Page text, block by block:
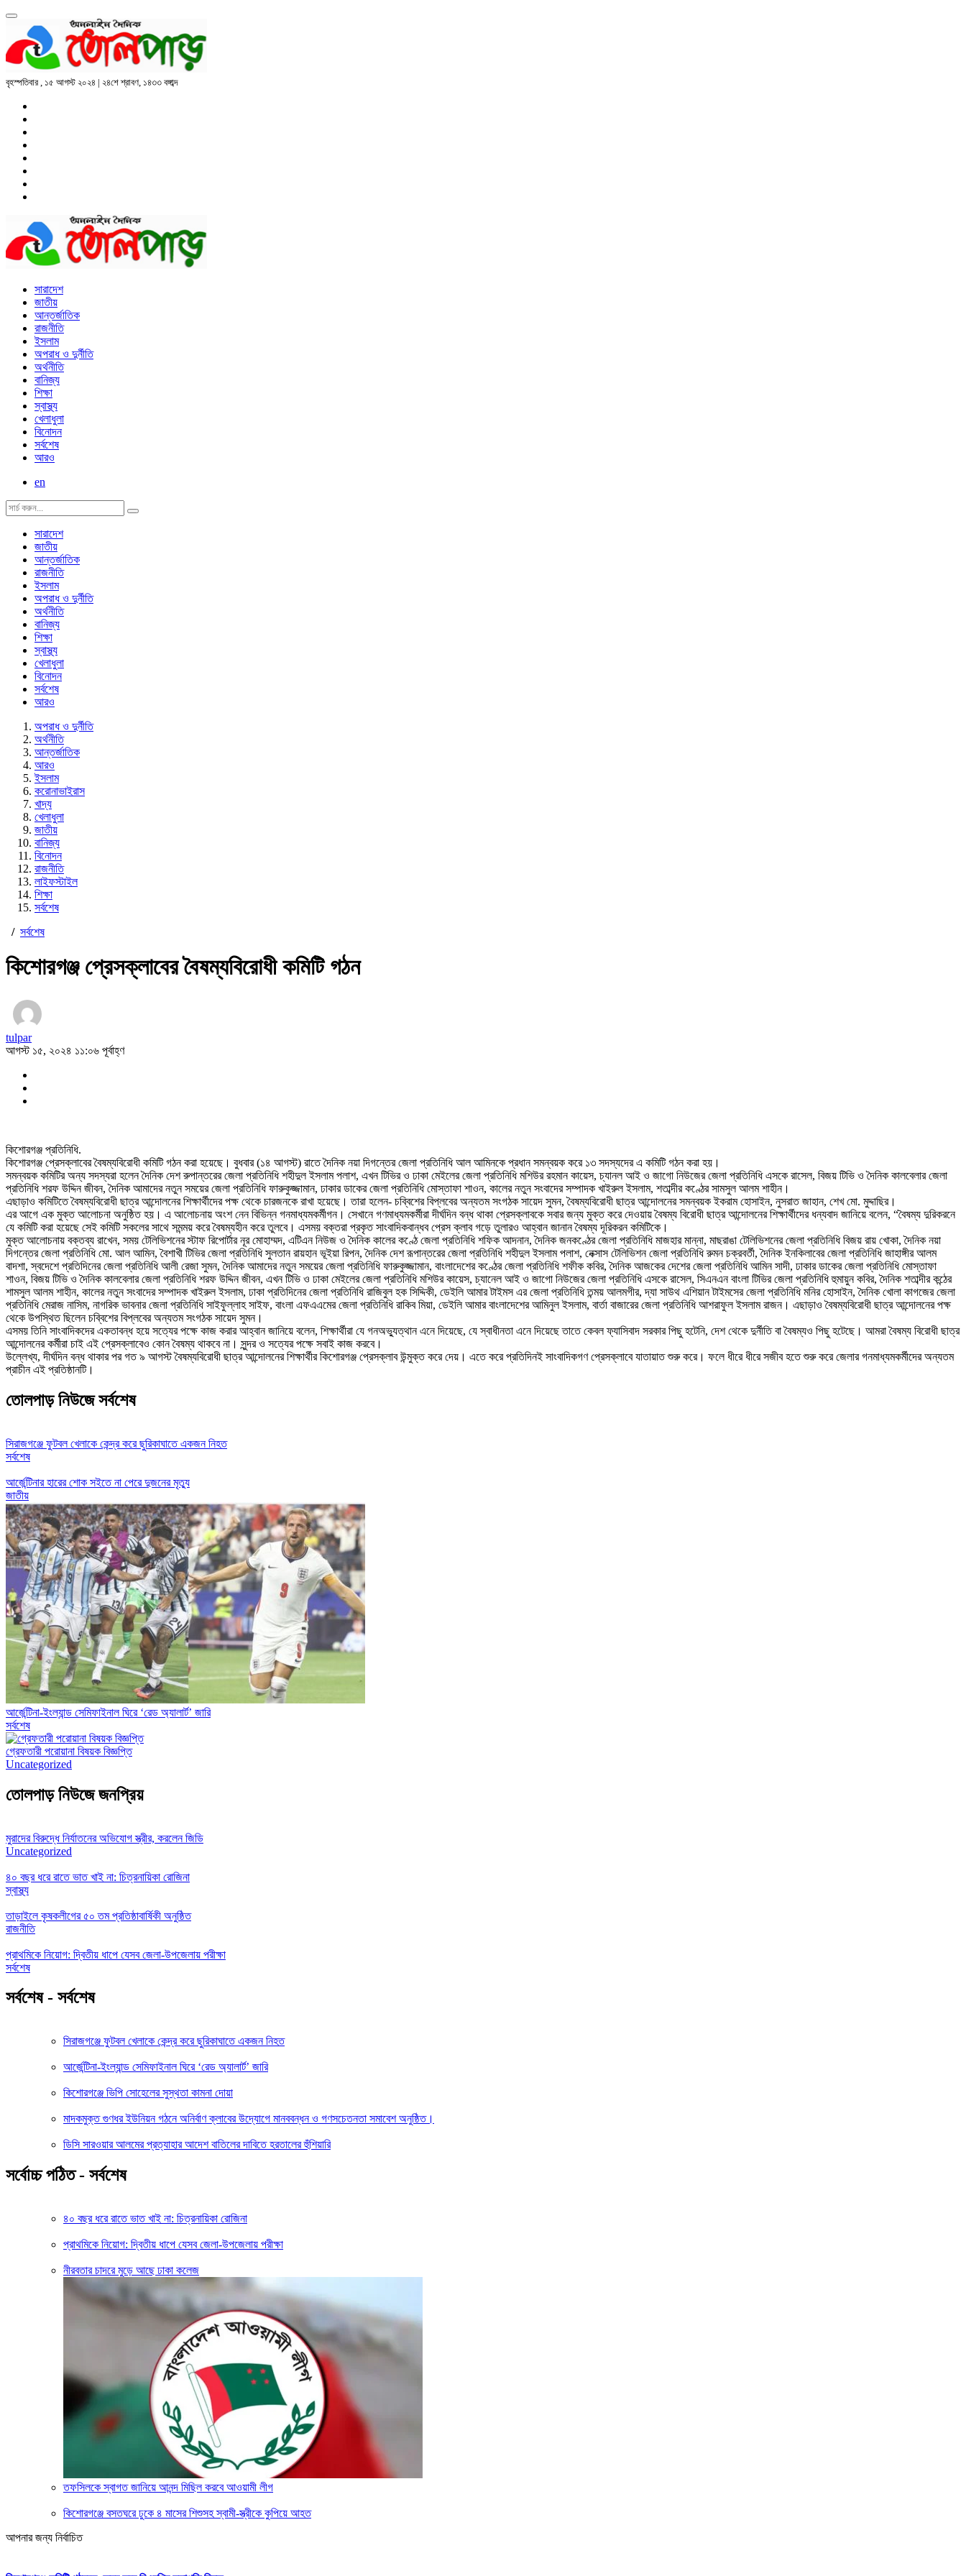
বৃহস্পতিবার , ১৫ আগস্ট ২০২৪ | ২৪শে শ্রাবণ, ১৪৩৩ বঙ্গাব্দ
সারাদেশ
জাতীয়
আন্তর্জাতিক
রাজনীতি
ইসলাম
অপরাধ ও দুর্নীতি
অর্থনীতি
বানিজ্য
শিক্ষা
স্বাস্থ্য
খেলাধুলা
বিনোদন
সর্বশেষ
আরও
en
সারাদেশ
জাতীয়
আন্তর্জাতিক
রাজনীতি
ইসলাম
অপরাধ ও দুর্নীতি
অর্থনীতি
বানিজ্য
শিক্ষা
স্বাস্থ্য
খেলাধুলা
বিনোদন
সর্বশেষ
আরও
অপরাধ ও দুর্নীতি
অর্থনীতি
আন্তর্জাতিক
আরও
ইসলাম
করোনাভাইরাস
খাদ্য
খেলাধুলা
জাতীয়
বানিজ্য
বিনোদন
রাজনীতি
লাইফস্টাইল
শিক্ষা
সর্বশেষ
/ সর্বশেষ
কিশোরগঞ্জ প্রেসক্লাবের বৈষম্যবিরোধী কমিটি গঠন
tulpar
আগস্ট ১৫, ২০২৪ ১১:০৬ পূর্বাহ্ণ
কিশোরগঞ্জ প্রতিনিধি.
কিশোরগঞ্জ প্রেসক্লাবের বৈষম্যবিরোধী কমিটি গঠন করা হয়েছে। বুধবার (১৪ আগস্ট) রাতে দৈনিক নয়া দিগন্তের জেলা প্রতিনিধি আল আমিনকে প্রধান সমন্বয়ক করে ১৩ সদস্যদের এ কমিটি গঠন করা হয়।
সমন্বয়ক কমিটির অন্য সদস্যরা হলেন দৈনিক দেশ রুপান্তরের জেলা প্রতিনিধি শহীদুল ইসলাম পলাশ, এখন টিভির ও ঢাকা মেইলের জেলা প্রতিনিধি মশিউর রহমান কায়েস, চ্যানল আই ও জাগো নিউজের জেলা প্রতিনিধি এসকে রাসেল, বিজয় টিভি ও দৈনিক কালবেলার জেলা
প্রতিনিধি শরফ উদ্দিন জীবন, দৈনিক আমাদের নতুন সময়ের জেলা প্রতিনিধি ফারুকুজ্জামান, ঢাকার ডাকের জেলা প্রতিনিধি মোস্তাফা শাওন, কালের নতুন সংবাদের সম্পাদক খাইরুল ইসলাম, শতাব্দীর কণ্ঠের সামসুল আলম শাহীন।
এছাড়াও কমিটিতে বৈষম্যবিরোধী ছাত্র আন্দোলনের শিক্ষার্থীদের পক্ষ থেকে চারজনকে রাখা হয়েছে। তারা হলেন- চব্বিশের বিপ্লবের অন্যতম সংগঠক সায়েদ সুমন, বৈষম্যবিরোধী ছাত্র আন্দোলনের সমন্বয়ক ইকরাম হোসাইন, নুসরাত জাহান, শেখ মো. মুদ্দাছির।
এর আগে এক মুক্ত আলোচনা অনুষ্ঠিত হয়। এ আলোচনায় অংশ নেন বিভিন্ন গনমাধ্যমকর্মীগন। সেখানে গণমাধ্যমকর্মীরা দীর্ঘদিন বন্ধ থাকা প্রেসক্লাবকে সবার জন্য মুক্ত করে দেওয়ায় বৈষম্য বিরোধী ছাত্র আন্দোলনের শিক্ষার্থীদের ধন্যবাদ জানিয়ে বলেন, “বৈষম্য দুরিকরনে
যে কমিটি করা হয়েছে সেই কমিটি সকলের সাথে সমন্ময় করে বৈষম্যহীন করে তুলবে। এসময় বক্তরা প্রকৃত সাংবাদিকবান্ধব প্রেস ক্লাব গড়ে তুলারও আহ্বান জানান বৈষম্য দূরিকরন কমিটিকে।
মুক্ত আলোচনায় বক্তব্য রাখেন, সময় টেলিভিশনের স্টাফ রিপোর্টার নূর মোহাম্মদ, এটিএন নিউজ ও দৈনিক কালের কণ্ঠে জেলা প্রতিনিধি শফিক আদনান, দৈনিক জনকণ্ঠের জেলা প্রতিনিধি মাজহার মান্না, মাছরাঙা টেলিভিশনের জেলা প্রতিনিধি বিজয় রায় খোকা, দৈনিক নয়া
দিগন্তের জেলা প্রতিনিধি মো. আল আমিন, বৈশাখী টিভির জেলা প্রতিনিধি সুলতান রায়হান ভূইয়া রিপন, দৈনিক দেশ রূপান্তরের জেলা প্রতিনিধি শহীদুল ইসলাম পলাশ, নেক্সাস টেলিভিশন জেলা প্রতিনিধি রুমন চক্রবর্তী, দৈনিক ইনকিলাবের জেলা প্রতিনিধি জাহাঙ্গীর আলম
বাদশা, স্বদেশে প্রতিদিনের জেলা প্রতিনিধি আলী রেজা সুমন, দৈনিক আমাদের নতুন সময়ের জেলা প্রতিনিধি ফারুকুজ্জামান, বাংলাদেশের কণ্ঠের জেলা প্রতিনিধি শফীক কবির, দৈনিক আজকের দেশের জেলা প্রতিনিধি আমিন সাদী, ঢাকার ডাকের জেলা প্রতিনিধি মোস্তাফা
শাওন, বিজয় টিভি ও দৈনিক কালবেলার জেলা প্রতিনিধি শরফ উদ্দিন জীবন, এখন টিভি ও ঢাকা মেইলের জেলা প্রতিনিধি মশিউর কায়েস, চ্যানেল আই ও জাগো নিউজের জেলা প্রতিনিধি এসকে রাসেল, সিএনএন বাংলা টিভির জেলা প্রতিনিধি হুমায়ুন কবির, দৈনিক শতাব্দীর কন্ঠের
শামসুল আলম শাহীন, কালের নতুন সংবাদের সম্পাদক খাইরুল ইসলাম, ঢাকা প্রতিদিনের জেলা প্রতিনিধি রাজিবুল হক সিদ্দিকী, ডেইলি আমার টাইমস এর জেলা প্রতিনিধি তন্ময় আলমগীর, দ্যা সাউথ এশিয়ান টাইমসের জেলা প্রতিনিধি মনির হোসাইন, দৈনিক খোলা কাগজের জেলা
প্রতিনিধি মেরাজ নাসিম, নাগরিক ভাবনার জেলা প্রতিনিধি সাইফুল্লাহ সাইফ, বাংলা এফএএমের জেলা প্রতিনিধি রাকিব মিয়া, ডেইলি আমার বাংলাদেশের আমিনুল ইসলাম, বার্তা বাজারের জেলা প্রতিনিধি আশরাফুল ইসলাম রাজন। এছাড়াও বৈষম্যবিরোধী ছাত্র আন্দোলনের পক্ষ
থেকে উপস্থিত ছিলেন চব্বিশের বিপ্লবের অন্যতম সংগঠক সায়েদ সুমন।
এসময় তিনি সাংবাদিকদের একতাবন্ধ হয়ে সত্যের পক্ষে কাজ করার আহ্বান জানিয়ে বলেন, শিক্ষার্থীরা যে গনঅভ্যুত্থান এনে দিয়েছে, যে স্বাধীনতা এনে দিয়েছে তাতে কেবল ফ্যাসিবাদ সরকার পিছু হটেনি, দেশ থেকে দুর্নীতি বা বৈষম্যও পিছু হটেছে। আমরা বৈষম্য বিরোধী ছাত্র
আন্দোলনের কর্মীরা চাই এই প্রেসক্লাবেও কোন বৈষম্য থাকবে না। সুন্দর ও সত্যের পক্ষে সবাই কাজ করবে।
উল্লেখ্য, দীর্ঘদিন বন্ধ থাকার পর গত ৯ আগস্ট বৈষম্যবিরোধী ছাত্র আন্দোলনের শিক্ষার্থীর কিশোরগঞ্জ প্রেসক্লাব উন্মুক্ত করে দেয়। এতে করে প্রতিদিনই সাংবাদিকগণ প্রেসক্লাবে যাতায়াত শুরু করে। ফলে ধীরে ধীরে সজীব হতে শুরু করে জেলার গনমাধ্যমকর্মীদের অন্যতম
প্রাচীন এই প্রতিষ্ঠানটি।
তোলপাড় নিউজে সর্বশেষ
সিরাজগঞ্জে ফুটবল খেলাকে কেন্দ্র করে ছুরিকাঘাতে একজন নিহত
সর্বশেষ
আর্জেন্টিনার হারের শোক সইতে না পেরে দুজনের মৃত্যু
জাতীয়
আর্জেন্টিনা-ইংল্যান্ড সেমিফাইনাল ঘিরে ‘রেড অ্যালার্ট’ জারি
সর্বশেষ
গ্রেফতারী পরোয়ানা বিষয়ক বিজ্ঞপ্তি
Uncategorized
তোলপাড় নিউজে জনপ্রিয়
মুরাদের বিরুদ্ধে নির্যাতনের অভিযোগ স্ত্রীর, করলেন জিডি
Uncategorized
৪০ বছর ধরে রাতে ভাত খাই না: চিত্রনায়িকা রোজিনা
স্বাস্থ্য
তাড়াইলে কৃষকলীগের ৫০ তম প্রতিষ্ঠাবার্ষিকী অনুষ্ঠিত
রাজনীতি
প্রাথমিকে নিয়োগ: দ্বিতীয় ধাপে যেসব জেলা-উপজেলায় পরীক্ষা
সর্বশেষ
সর্বশেষ - সর্বশেষ
সিরাজগঞ্জে ফুটবল খেলাকে কেন্দ্র করে ছুরিকাঘাতে একজন নিহত
আর্জেন্টিনা-ইংল্যান্ড সেমিফাইনাল ঘিরে ‘রেড অ্যালার্ট’ জারি
কিশোরগঞ্জে ভিপি সোহেলের সুস্থতা কামনা দোয়া
মাদকমুক্ত গুণধর ইউনিয়ন গঠনে অনির্বাণ ক্লাবের উদ্যোগে মানববন্ধন ও গণসচেতনতা সমাবেশ অনুষ্ঠিত।
ডিসি সারওয়ার আলমের প্রত্যাহার আদেশ বাতিলের দাবিতে হরতালের হুঁশিয়ারি
সর্বোচ্চ পঠিত - সর্বশেষ
৪০ বছর ধরে রাতে ভাত খাই না: চিত্রনায়িকা রোজিনা
প্রাথমিকে নিয়োগ: দ্বিতীয় ধাপে যেসব জেলা-উপজেলায় পরীক্ষা
নীরবতার চাদরে মুড়ে আছে ঢাকা কলেজ
তফসিলকে স্বাগত জানিয়ে আনন্দ মিছিল করবে আওয়ামী লীগ
কিশোরগঞ্জে বসতঘরে ঢুকে ৪ মাসের শিশুসহ স্বামী-স্ত্রীকে কুপিয়ে আহত
আপনার জন্য নির্বাচিত